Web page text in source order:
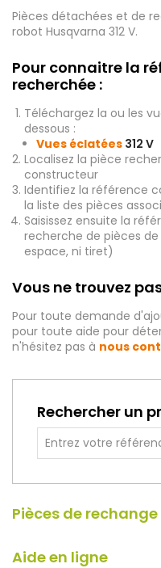
Pièces détachées et de
robot Husqvarna 312 V.
Pour connaitre la
recherchée :
Téléchargez la ou les
dessous :
Vues éclatées 312 V
Localisez la pièce
constructeur
Identifiez la référence
la liste des pièces
Saisissez ensuite la
recherche de pièces
espace, ni tiret)
Vous ne trouvez
Pour toute demande
pour toute aide pour
n'hésitez pas à nous
Rechercher un
Pièces de
Aide en ligne